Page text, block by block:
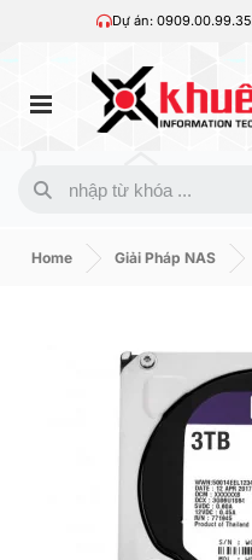
Dự án: 0909.00.99.35
Home Giải Pháp NAS